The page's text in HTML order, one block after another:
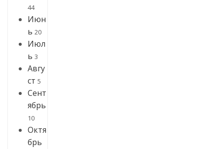
44
Июн
ь 20
Июл
ь 3
Авгу
ст 5
Сент
ябрь
10
Октя
брь